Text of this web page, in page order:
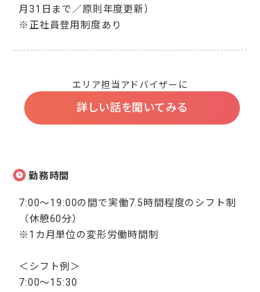
月31日まで／原則年度更新）
※正社員登用制度あり
エリア担当アドバイザーに
詳しい話を聞いてみる
勤務時間
7:00～19:00の間で実働7.5時間程度のシフト制
（休憩60分）
※1カ月単位の変形労働時間制
＜シフト例＞
7:00～15:30